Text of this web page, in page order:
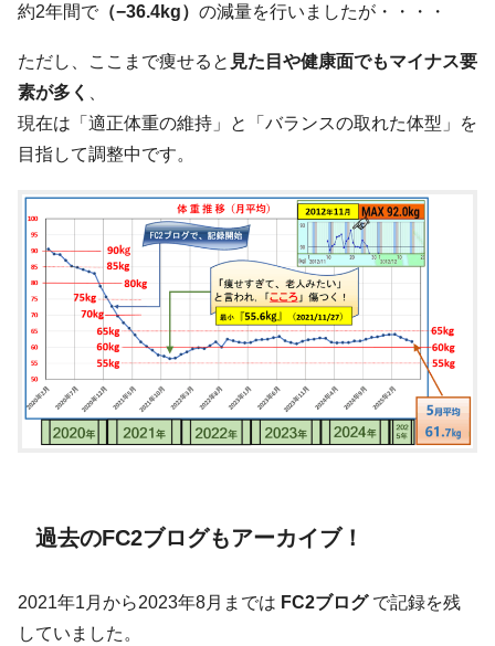
約2年間で （−36.4kg） の減量を行いましたが・・・・
ただし、ここまで痩せると 見た目や健康面でもマイナス要
素が多く
現在は「適正体重の維持」と「バランスの取れた体型」を
目指して調整中です。
過去のFC2ブログもアーカイブ！
2021年1月から2023年8月までは FC2ブログで記録を残
していました。